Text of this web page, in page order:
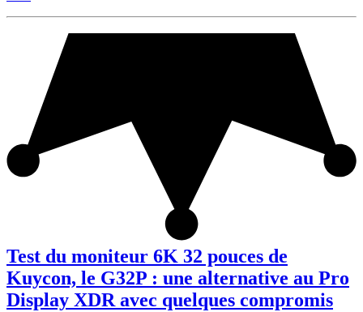
Test du moniteur 6K 32 pouces de
Kuycon, le G32P : une alternative au Pro
Display XDR avec quelques compromis